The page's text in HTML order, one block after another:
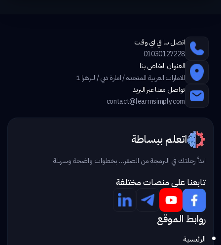
اتصل بنا في اي وقت
01030127228
العنوان الخاص بنا
الامارات العربية المتحدة / امارة دبي / للزهرا 1
تواصل معنا عبر البريد
contact@learrnsimply.com
اتعلم ببساطة
ابدأ رحلتك في البرمجة من الصفر… بخطوات واضحة وسهلة
تابعنا علي منصات مختلفة
روابط الموقع
الرئيسية